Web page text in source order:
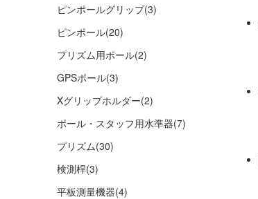
ピンポールグリップ(3)
ピンポール(20)
プリズム用ポール(2)
GPSポール(3)
Xグリップホルダー(2)
ポール・スタッフ用水準器(7)
プリズム(30)
検測桿(3)
平板測量機器(4)